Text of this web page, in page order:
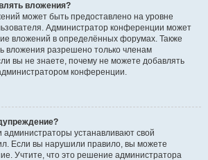
вложения?
может быть предоставлено на уровне
Администратор конференции может
вложений в определённых форумах. Также
вложения разрешено только членам
вы не знаете, почему не можете добавлять
конференции.
устанавливают свой
Если вы нарушили правило, вы можете
Учтите, что это решение администратора